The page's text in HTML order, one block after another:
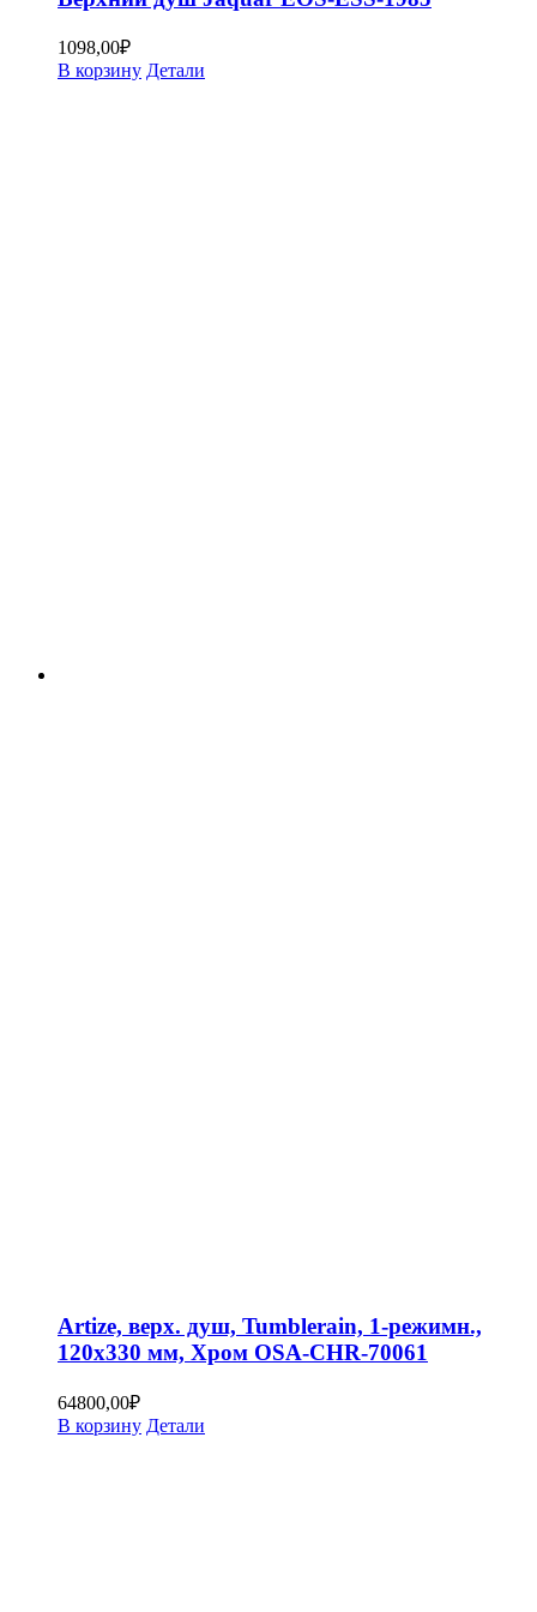
1098,00₽
В корзину Детали
Artize, верх. душ, Tumblerain, 1-режимн.,
120х330 мм, Хром OSA-CHR-70061
64800,00₽
В корзину Детали